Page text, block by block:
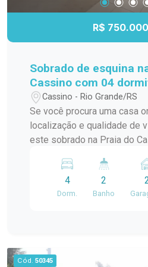
R$
Sobrado de esquina
Cassino com 04
Cassino - Rio Grande/RS
Se você procura uma casa
localização e qualidade de
este sobrado na Praia do
região valorizada e com
ao redor, o imóvel recebe
durante todo o dia e está
oferece ambientes amplos
4
Dorm.
2
Banho
Cód. 50345